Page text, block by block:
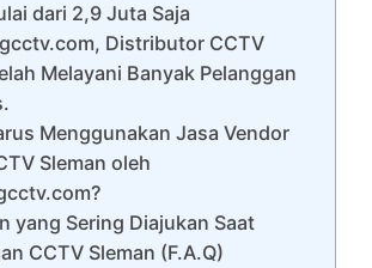
dari 2,9 Juta Saja
Distributor CCTV
Melayani Banyak Pelanggan
Menggunakan Jasa Vendor
Sleman oleh
yang Sering Diajukan Saat
CCTV Sleman (F.A.Q)